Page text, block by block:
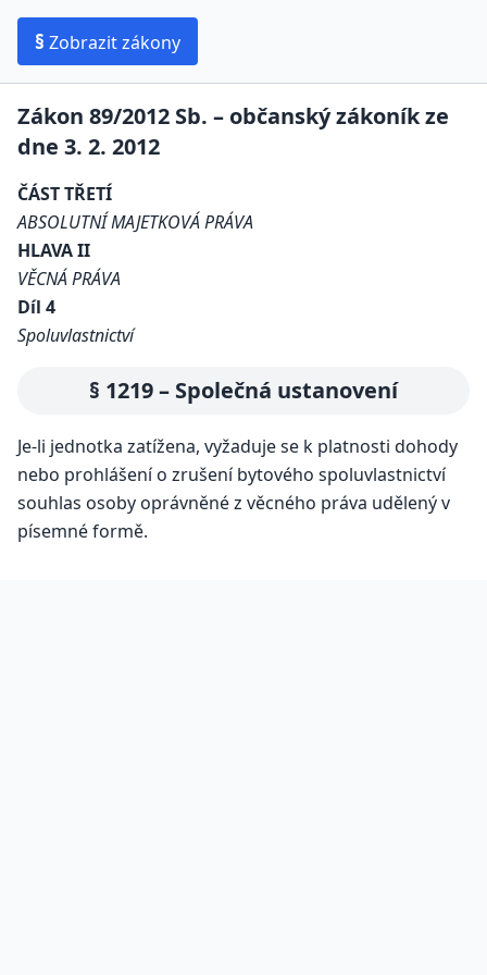
§ Zobrazit zákony
Zákon 89/2012 Sb. – občanský zákoník ze
dne 3. 2. 2012
ČÁST TŘETÍ
ABSOLUTNÍ MAJETKOVÁ PRÁVA
HLAVA II
VĚCNÁ PRÁVA
Díl 4
Spoluvlastnictví
§ 1219 – Společná ustanovení
Je-li jednotka zatížena, vyžaduje se k platnosti dohody
nebo prohlášení o zrušení bytového spoluvlastnictví
souhlas osoby oprávněné z věcného práva udělený v
písemné formě.